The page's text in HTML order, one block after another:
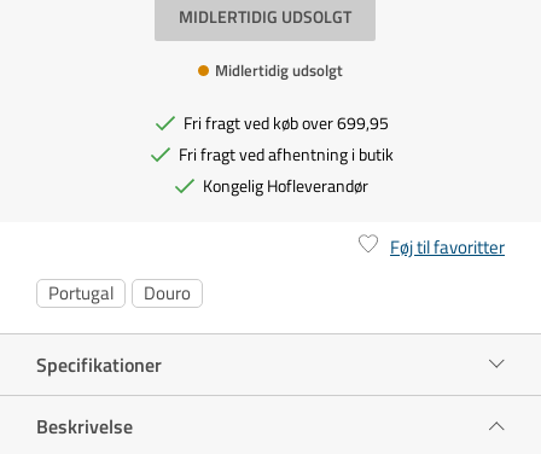
MIDLERTIDIG UDSOLGT
Midlertidig udsolgt
Fri fragt ved køb over 699,95
Fri fragt ved afhentning i butik
Kongelig Hofleverandør
Føj til favoritter
Portugal
Douro
Specifikationer
Beskrivelse